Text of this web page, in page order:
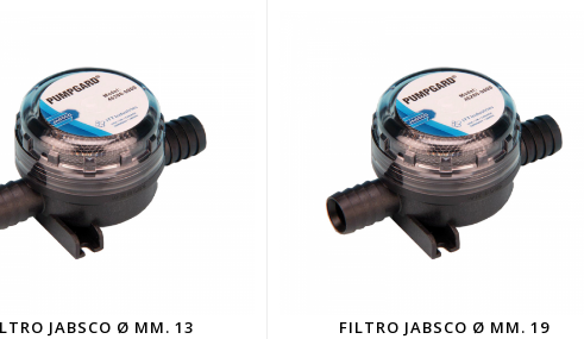
JABSCO Ø MM. 13
FILTRO JABSCO Ø MM. 19